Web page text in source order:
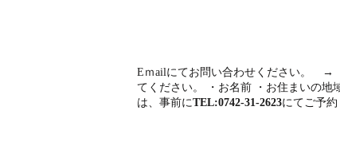
Eｍailにてお問い合わせください。 →
てください。 ・お名前 ・お住まいの
は、事前にTEL:0742-31-2623にてご予